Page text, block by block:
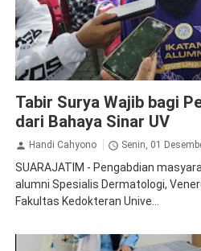
Tabir Surya Wajib bagi
dari Bahaya Sinar UV
Handi Cahyono Senin, 01
SUARAJATIM - Pengabdian
alumni Spesialis Dermatologi,
Fakultas Kedokteran Unive...